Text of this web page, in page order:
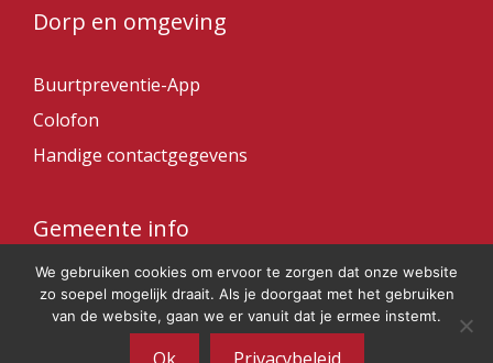
Dorp en omgeving
Buurtpreventie-App
Colofon
Handige contactgegevens
Gemeente info
Gemeente Veendam
We gebruiken cookies om ervoor te zorgen dat onze website
zo soepel mogelijk draait. Als je doorgaat met het gebruiken
van de website, gaan we er vanuit dat je ermee instemt.